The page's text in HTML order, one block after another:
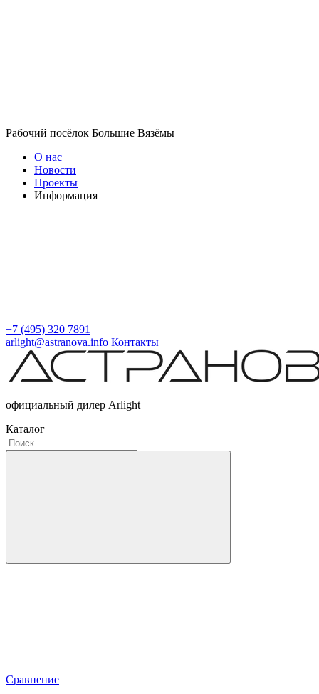
Рабочий посёлок Большие Вязёмы
О нас
Новости
Проекты
Информация
+7 (495) 320 7891
arlight@astranova.info Контакты
официальный дилер Arlight
Каталог
Сравнение